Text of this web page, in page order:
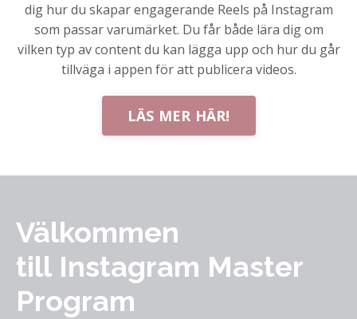
dig hur du skapar engagerande Reels på Instagram
som passar varumärket. Du får både lära dig om
vilken typ av content du kan lägga upp och hur du går
tillväga i appen för att publicera videos.
LÄS MER HÄR!
Välkommen
till Instagram Master
Program